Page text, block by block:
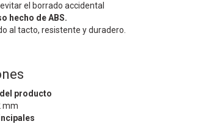
el borrado accidental
hecho de ABS.
al tacto, resistente y duradero.
producto
mm